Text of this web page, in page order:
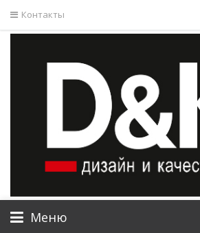
Контакты
Меню